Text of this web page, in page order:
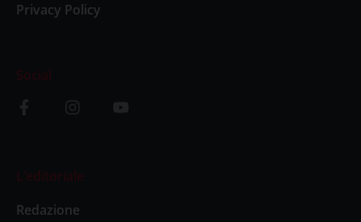
Privacy Policy
Social
L’editoriale
Redazione